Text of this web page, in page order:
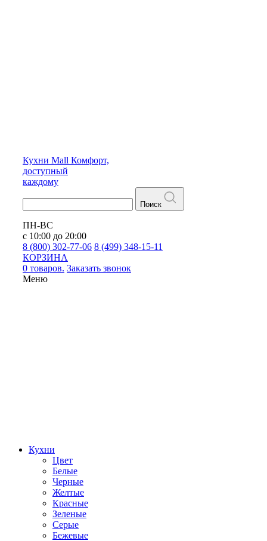
Кухни Mall Комфорт,
доступный
каждому
Поиск
ПН-ВС
с 10:00 до 20:00
8 (800) 302-77-06 8 (499) 348-15-11
КОРЗИНА
0 товаров. Заказать звонок
Меню
Кухни
Цвет
Белые
Черные
Желтые
Красные
Зеленые
Серые
Бежевые